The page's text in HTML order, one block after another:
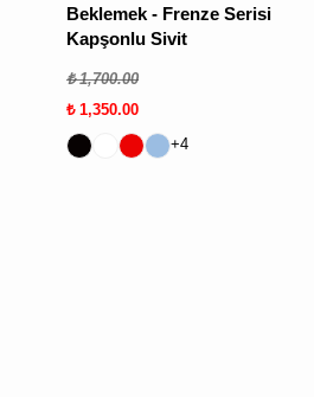
Beklemek - Frenze Serisi
Kapşonlu Sivit
₺ 1,700.00
₺ 1,350.00
+4